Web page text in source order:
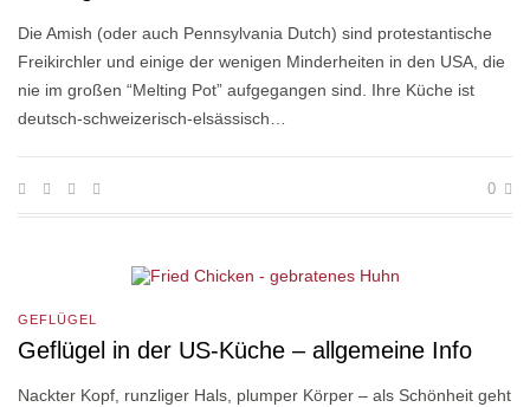
Die Amish (oder auch Pennsylvania Dutch) sind protestantische
Freikirchler und einige der wenigen Minderheiten in den USA, die
nie im großen “Melting Pot” aufgegangen sind. Ihre Küche ist
deutsch-schweizerisch-elsässisch…
0
GEFLÜGEL
Geflügel in der US-Küche – allgemeine Info
Nackter Kopf, runzliger Hals, plumper Körper – als Schönheit geht